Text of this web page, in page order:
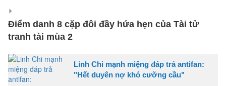
Điểm danh 8 cặp đôi đầy hứa hẹn của Tài tử
tranh tài mùa 2
Linh Chi mạnh miệng đáp trả antifan:
"Hết duyên nợ khó cưỡng cầu"